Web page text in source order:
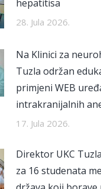
hepatitisa
28. Jula 2026.
Na Klinici za
Tuzla održan
primjeni WEB
intrakranijalnih
17. Jula 2026.
Direktor UKC
za 16 studenata